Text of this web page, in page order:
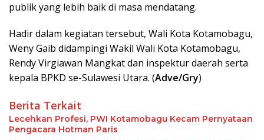
publik yang lebih baik di masa mendatang.
Hadir dalam kegiatan tersebut, Wali Kota Kotamobagu,
Weny Gaib didampingi Wakil Wali Kota Kotamobagu,
Rendy Virgiawan Mangkat dan inspektur daerah serta
kepala BPKD se-Sulawesi Utara. (Adve/Gry)
Berita Terkait
Lecehkan Profesi, PWI Kotamobagu Kecam Pernyataan
Pengacara Hotman Paris